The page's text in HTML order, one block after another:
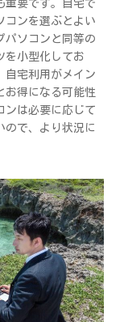
重要です。自宅で
コンを選ぶとよい
パソコンと同等の
を小型化してお
自宅利用がメイン
お得になる可能性
ンは必要に応じて
ので、より状況に